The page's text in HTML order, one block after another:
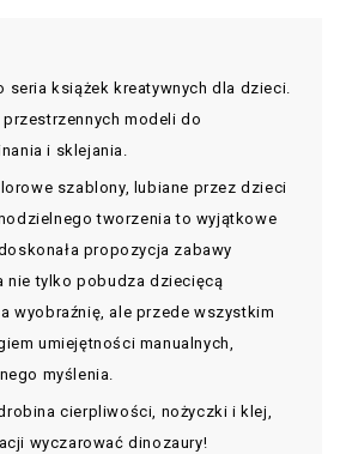
seria książek kreatywnych dla dzieci.
przestrzennych modeli do
i sklejania.
szablony, lubiane przez dzieci
tworzenia to wyjątkowe
propozycja zabawy
nie tylko pobudza dziecięcą
wyobraźnię, ale przede wszystkim
umiejętności manualnych,
myślenia.
cierpliwości, nożyczki i klej,
wyczarować dinozaury!